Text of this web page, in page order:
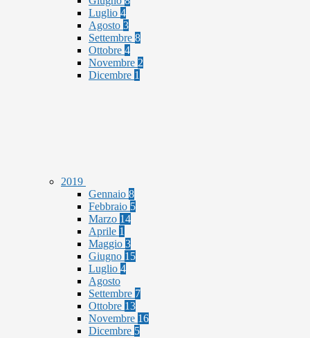
Luglio 4
Agosto 3
Settembre 8
Ottobre 4
Novembre 2
Dicembre 1
2019
Gennaio 8
Febbraio 5
Marzo 14
Aprile 1
Maggio 3
Giugno 15
Luglio 4
Agosto
Settembre 7
Ottobre 13
Novembre 16
Dicembre 5